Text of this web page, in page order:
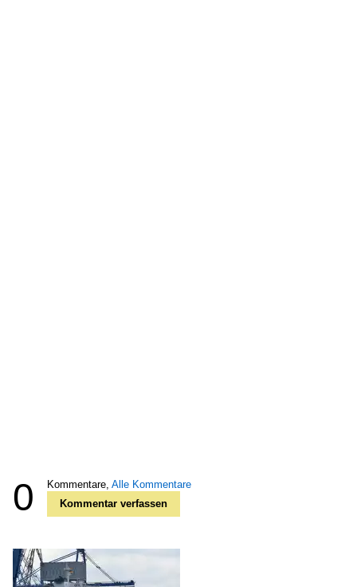
0 Kommentare, Alle Kommentare
Kommentar verfassen